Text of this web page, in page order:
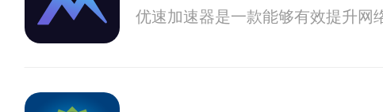
优速加速器是一款能够有效提升网